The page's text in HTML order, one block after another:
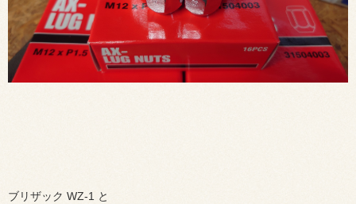
ブリザック WZ-1 と